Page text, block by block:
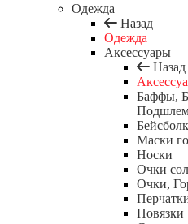
Одежда
Назад
Одежда
Аксессуары
Назад
Баффы,
Маски
Носки
Очки
Очки,
Повязки